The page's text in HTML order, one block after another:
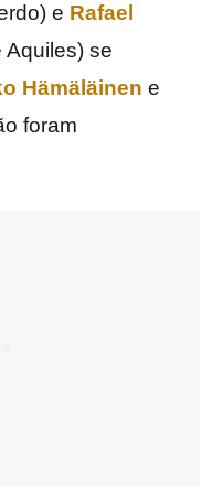
e Rafael
Aquiles) se
Hämäläinen e
foram